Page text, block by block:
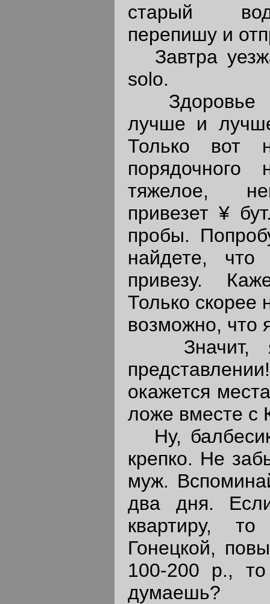
старый
перепишу и
Завтра
solo.
Здоровье
лучше и
Только вот
тяжелое,
привезет ¥
пробы.
найдете,
привезу.
Только скорее
возможно, что
Значит, я
окажется
ложе вместе с
Ну,
крепко. Не
муж.
два дня.
квартиру,
Гонецкой,
100-200 р.,
думаешь?